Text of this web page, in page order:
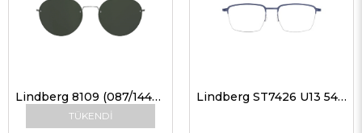
TÜKENDI
Lindberg 8109 (087/14446) YEŞİL P10 OK Unisex Güneş Gözlükleri Lindberg ST7426 U13 54 Erkek Optik Gözlükler